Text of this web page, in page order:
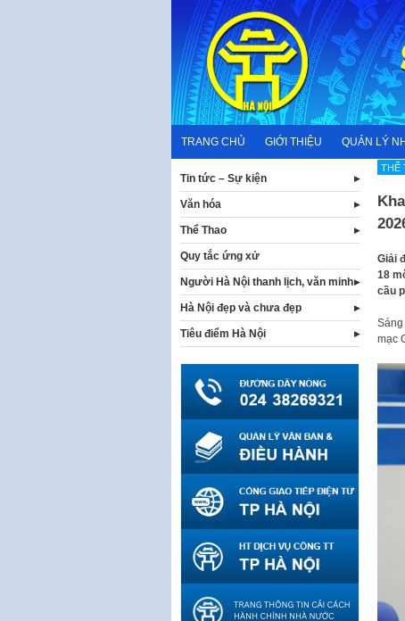
content
TRANG CHỦ GIỚI THIỆU QUẢN LÝ
THỂ
Giải
18
cầu
mạc
Tin tức – Sự kiện
Văn hóa
Thể Thao
Quy tắc ứng xử
Người Hà Nội thanh lịch, văn minh
Hà Nội đẹp và chưa đẹp
Tiêu điểm Hà Nội